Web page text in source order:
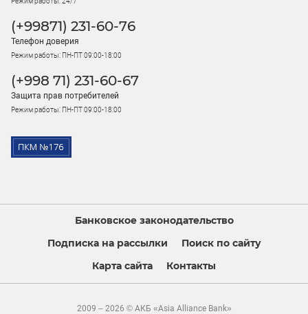
(+99871) 231-60-76
Телефон доверия
Режим работы: ПН-ПТ 09:00-18:00
(+998 71) 231-60-67
Защита прав потребителей
Режим работы: ПН-ПТ 09:00-18:00
Банковское законодательство
Подписка на рассылки
Поиск по сайту
Карта сайта
Контакты
2009 – 2026 © АКБ «Asia Alliance Bank»